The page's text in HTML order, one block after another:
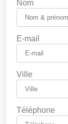
Nom
E-mail
Ville
Téléphone